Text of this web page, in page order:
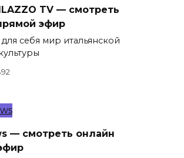
TV — смотреть
эфир
себя мир итальянской
— смотреть онлайн